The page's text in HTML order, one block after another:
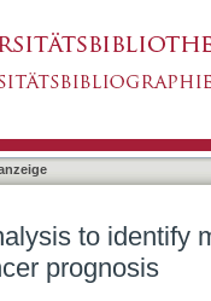
germline-
to identify
prognosis